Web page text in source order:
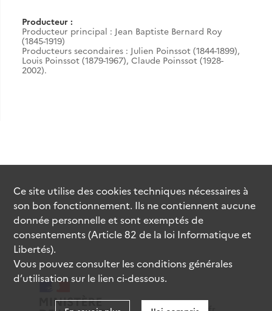
Producteur :
Producteur principal : Jean Baptiste Bernard Roy
(1845-1919)
Producteurs secondaires : Julien Poinssot (1844-1899),
Louis Poinssot (1879-1967), Claude Poinssot (1928-
2002).
data.gouv.fr
Ce site utilise descookiestechniques nécessaires à
son bon fonctionnement. Ils ne contiennent aucune
donnée personnelle et sont exemptés de
consentements (Article 82 de la loi Informatique et
Libertés).
Vous pouvez consulter les conditions générales
d’utilisation sur le lien ci-dessous.